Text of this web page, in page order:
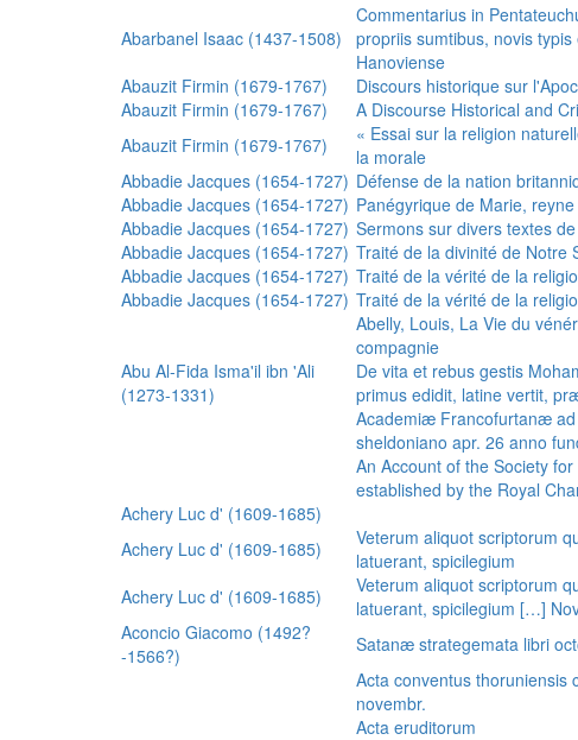
Abarbanel Isaac (1437-1508)
Commentarius in
propriis sumtibus, novis
Hanoviense
Abauzit Firmin (1679-1767)
Discours historique sur
Abauzit Firmin (1679-1767)
A Discourse Historical and
Abauzit Firmin (1679-1767)
« Essai sur la religion
la morale
Abbadie Jacques (1654-1727) Défense de la nation
Abbadie Jacques (1654-1727) Panégyrique de Marie,
Abbadie Jacques (1654-1727) Sermons sur divers textes
Abbadie Jacques (1654-1727) Traité de la divinité de Notre
Abbadie Jacques (1654-1727) Traité de la vérité de la
Abbadie Jacques (1654-1727) Traité de la vérité de la
Abelly, Louis, La Vie du
compagnie
Abu Al-Fida Isma'il ibn 'Ali
(1273-1331)
De vita et rebus gestis
primus edidit, latine vertit,
Academiæ Francofurtanæ
sheldoniano apr. 26 anno
An Account of the Society
established by the Royal
Achery Luc d' (1609-1685)
Achery Luc d' (1609-1685)
Veterum aliquot scriptorum
latuerant, spicilegium
Achery Luc d' (1609-1685)
Veterum aliquot scriptorum
latuerant, spicilegium […]
Aconcio Giacomo (1492?
-1566?)
Satanæ strategemata libri
Acta conventus thoruniensis
novembr.
Acta eruditorum